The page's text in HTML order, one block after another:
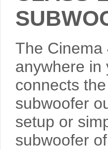
The Cinema
anywhere in
connects
subwoofer
setup or
subwoofer